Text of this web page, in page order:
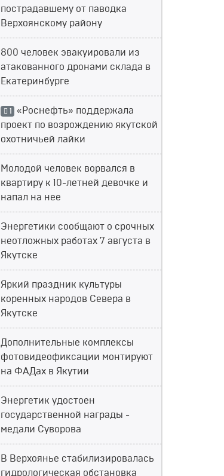
пострадавшему от паводка
Верхоянскому району
800 человек эвакуировали из
атакованного дронами склада в
Екатеринбурге
1 «Роснефть» поддержала
проект по возрождению якутской
охотничьей лайки
Молодой человек ворвался в
квартиру к 10-летней девочке и
напал на нее
Энергетики сообщают о срочных
неотложных работах 7 августа в
Якутске
Яркий праздник культуры
коренных народов Севера в
Якутске
Дополнительные комплексы
фотовидеофиксации монтируют
на ФАДах в Якутии
Энергетик удостоен
государственной награды -
медали Суворова
В Верхоянье стабилизировалась
гидрологическая обстановка